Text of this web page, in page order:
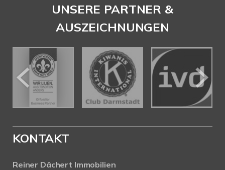
UNSERE PARTNER &
AUSZEICHNUNGEN
KONTAKT
Reiner Dächert Immobilien